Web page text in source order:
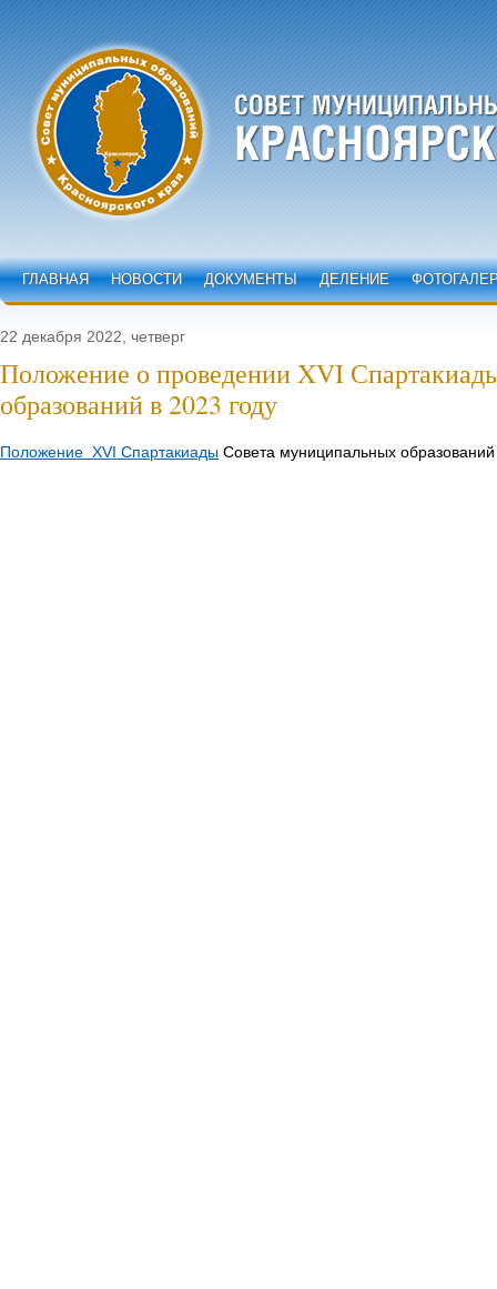
ГЛАВНАЯ НОВОСТИ ДОКУМЕНТЫ ДЕЛЕНИЕ
22 декабря 2022, четверг
Положение о проведении XVI
образований в 2023 году
Положение XVI Спартакиады Совета муниципальных